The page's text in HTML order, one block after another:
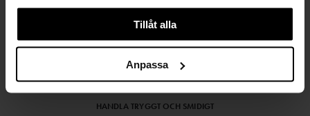
Tillåt alla
Anpassa
Kvinna Man
PRENUMERERA
HANDLA TRYGGT OCH SMIDIGT